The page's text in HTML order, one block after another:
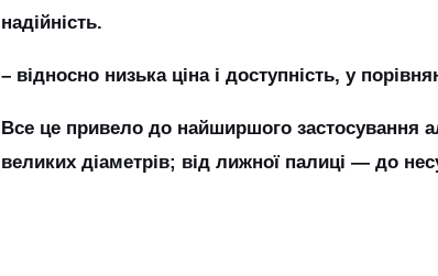
надійність.
– відносно низька ціна і доступність, у
Все це привело до найширшого застосування
великих діаметрів; від лижної палиці ― до